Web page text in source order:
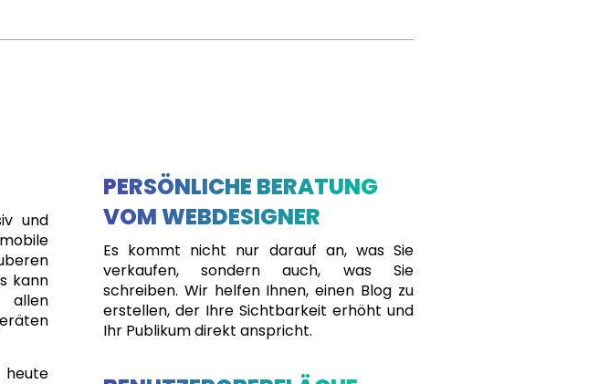
und
kann
allen
PERSÖNLICHE BERATUNG
VOM WEBDESIGNER
Es kommt nicht nur darauf an, was Sie
verkaufen, sondern auch, was Sie
schreiben. Wir helfen Ihnen, einen Blog zu
erstellen, der Ihre Sichtbarkeit erhöht und
Ihr Publikum direkt anspricht.